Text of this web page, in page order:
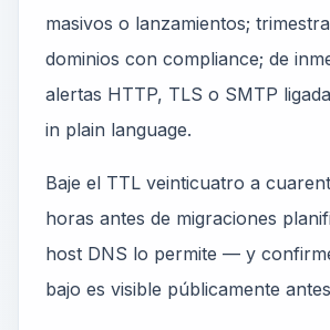
masivos o lanzamientos;
dominios con compliance; de
alertas HTTP, TLS o SMTP
in plain language.
Baje el TTL veinticuatro a
horas antes de migraciones
host DNS lo permite — y
bajo es visible públicamente